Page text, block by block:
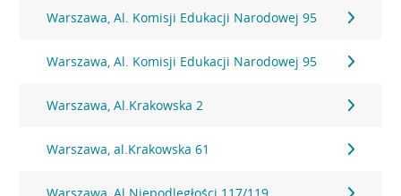
Warszawa, Al. Komisji Edukacji Narodowej 95
Warszawa, Al. Komisji Edukacji Narodowej 95
Warszawa, Al.Krakowska 2
Warszawa, al.Krakowska 61